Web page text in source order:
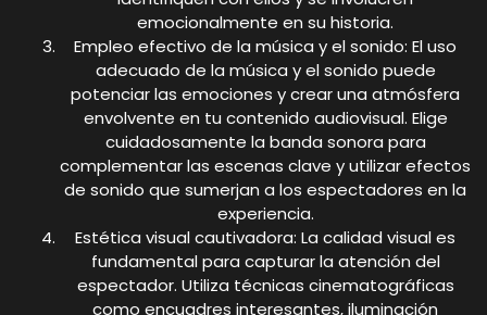
emocionalmente en su historia.
Empleo efectivo de la música y el sonido: El uso
adecuado de la música y el sonido puede
potenciar las emociones y crear una atmósfera
envolvente en tu contenido audiovisual. Elige
cuidadosamente la banda sonora para
complementar las escenas clave y utilizar efectos
de sonido que sumerjan a los espectadores en la
experiencia.
Estética visual cautivadora: La calidad visual es
fundamental para capturar la atención del
espectador. Utiliza técnicas cinematográficas
como encuadres interesantes, iluminación